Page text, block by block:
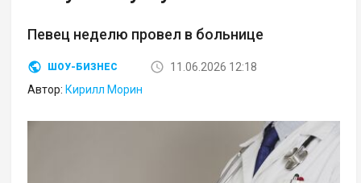
Певец неделю провел в больнице
ШОУ-БИЗНЕС
11.06.2026 12:18
Автор:Кирилл Морин